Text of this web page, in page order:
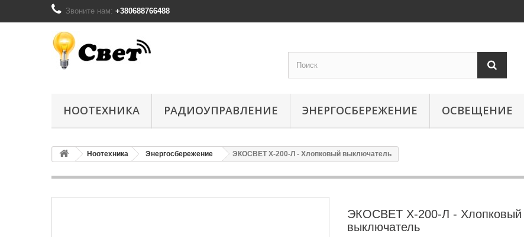
Звоните нам: +380688766488
НООТЕХНИКА РАДИОУПРАВЛЕНИЕ ЭНЕРГОСБЕРЕЖЕНИЕ ОСВЕЩЕНИЕ
Ноотехника Энергосбережение ЭКОСВЕТ Х-200-Л - Хлопковый выключатель
ЭКОСВЕТ Х-200-Л - Хлопковый
выключатель